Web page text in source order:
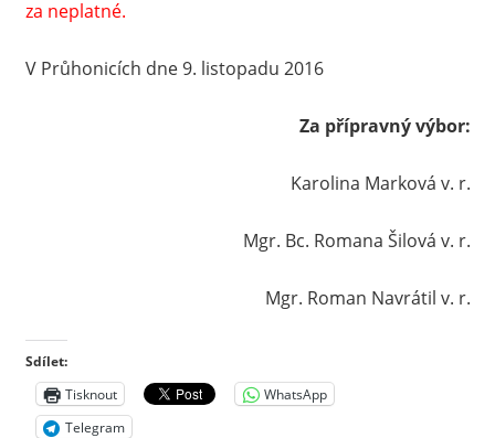
za neplatné.
V Průhonicích dne 9. listopadu 2016
Za přípravný výbor:
Karolina Marková v. r.
Mgr. Bc. Romana Šilová v. r.
Mgr. Roman Navrátil v. r.
Sdílet:
Tisknout
WhatsApp
Telegram